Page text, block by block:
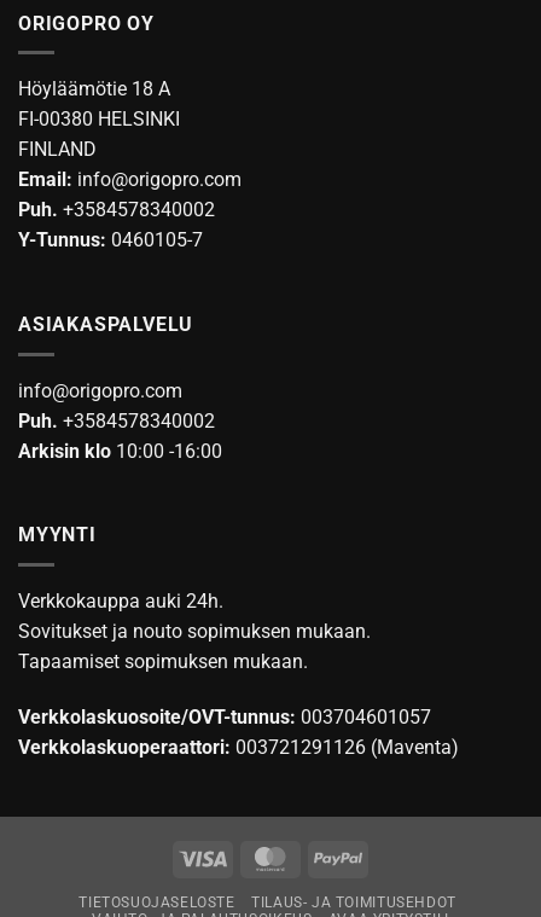
muunnelma.
Voit
valinnat
tuotteen
ORIGOPRO OY
Höyläämötie 18 A
FI-00380 HELSINKI
FINLAND
Email: info@origopro.com
Puh. +3584578340002
Y-Tunnus: 0460105-7
ASIAKASPALVELU
info@origopro.com
Puh. +3584578340002
Arkisin klo 10:00 -16:00
MYYNTI
Verkkokauppa auki 24h.
Sovitukset ja nouto sopimuksen mukaan.
Tapaamiset sopimuksen mukaan.
Verkkolaskuosoite/OVT-tunnus: 003704601057
Verkkolaskuoperaattori: 003721291126 (Maventa)
Visa MasterCardPayPal
TIETOSUOJASELOSTE
TILAUS- JA TOIMITUSEHDOT